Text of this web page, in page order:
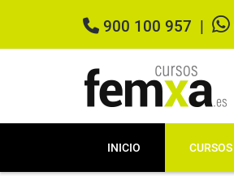
900 100 957
INICIO CURSOS